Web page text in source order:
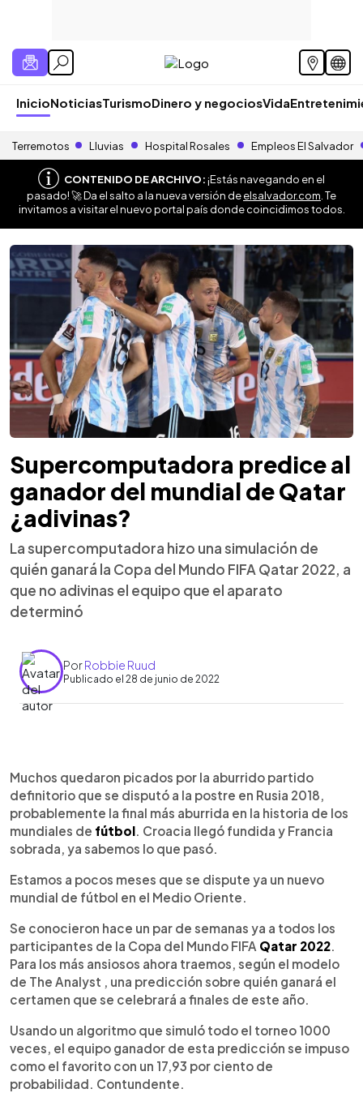
InicioNoticiasTurismoDinero y negociosVida
Terremotos Lluvias Hospital Rosales Empleos El Salvador
CONTENIDO DE ARCHIVO:¡Estás navegando en el
pasado! 🚀 Da el salto a la nueva versión deelsalvador.com . Te
invitamos a visitar el nuevo portal país donde coincidimos todos.
Supercomputadora predice al
ganador del mundial de Qatar
¿adivinas?
La supercomputadora hizo una simulación de
quién ganará la Copa del Mundo FIFA Qatar 2022, a
que no adivinas el equipo que el aparato
determinó
PorRobbie Ruud
Publicado el 28 de junio de 2022
Escuchar artículo
Muchos quedaron picados por la aburrido partido
definitorio que se disputó a la postre en Rusia 2018,
probablemente la final más aburrida en la historia de los
mundiales de fútbol. Croacia llegó fundida y Francia
sobrada, ya sabemos lo que pasó.
Estamos a pocos meses que se dispute ya un nuevo
mundial de fútbol en el Medio Oriente.
Se conocieron hace un par de semanas ya a todos los
participantes de la Copa del Mundo FIFA Qatar 2022.
Para los más ansiosos ahora traemos, según el modelo
de The Analyst , una predicción sobre quién ganará el
certamen que se celebrará a finales de este año.
Usando un algoritmo que simuló todo el torneo 1000
veces, el equipo ganador de esta predicción se impuso
como el favorito con un 17,93 por ciento de
probabilidad. Contundente.